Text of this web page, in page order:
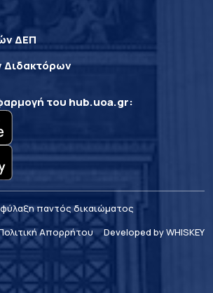
ΔΕΠ
Διδακτόρων
του hub.uoa.gr:
παντός δικαιώματος
Απορρήτου
Developed by WHISKEY